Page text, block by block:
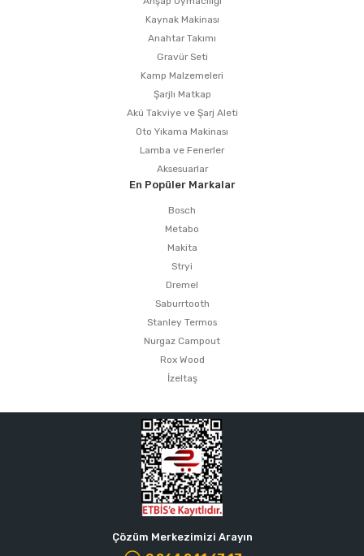
Kaynak Makinası
Anahtar Takımı
Gravür Seti
Kamp Malzemeleri
Şarjlı Matkap
Akü Takviye ve Şarj Aleti
Oto Yıkama Makinası
Lamba ve Fenerler
Aksesuarlar
En Popüler Markalar
Bosch
Metabo
Makita
Stryi
Dremel
Saburrtooth
Stanley Termos
Nurgaz Campout
Rox Wood
İzeltaş
Çözüm Merkezimizi Arayın